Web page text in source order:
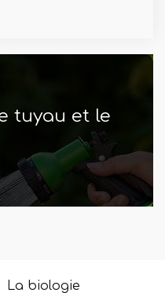
la différence
et la
La biologie